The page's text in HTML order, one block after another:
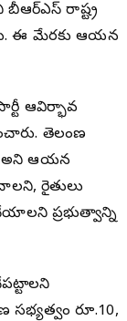
రాష్ట్ర
ఈ మేరకు ఆయన
ఆవిర్భావ
తెలంగాణ
అని ఆయన
రైతులు
ప్రభుత్వాన్ని
సభ్యత్వం రూ.10,